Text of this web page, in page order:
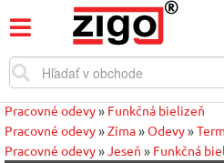
Pracovné odevy» Funkčná bielizeň
Pracovné odevy»Zima»Odevy»
Pracovné odevy»Jeseň » Funkčná